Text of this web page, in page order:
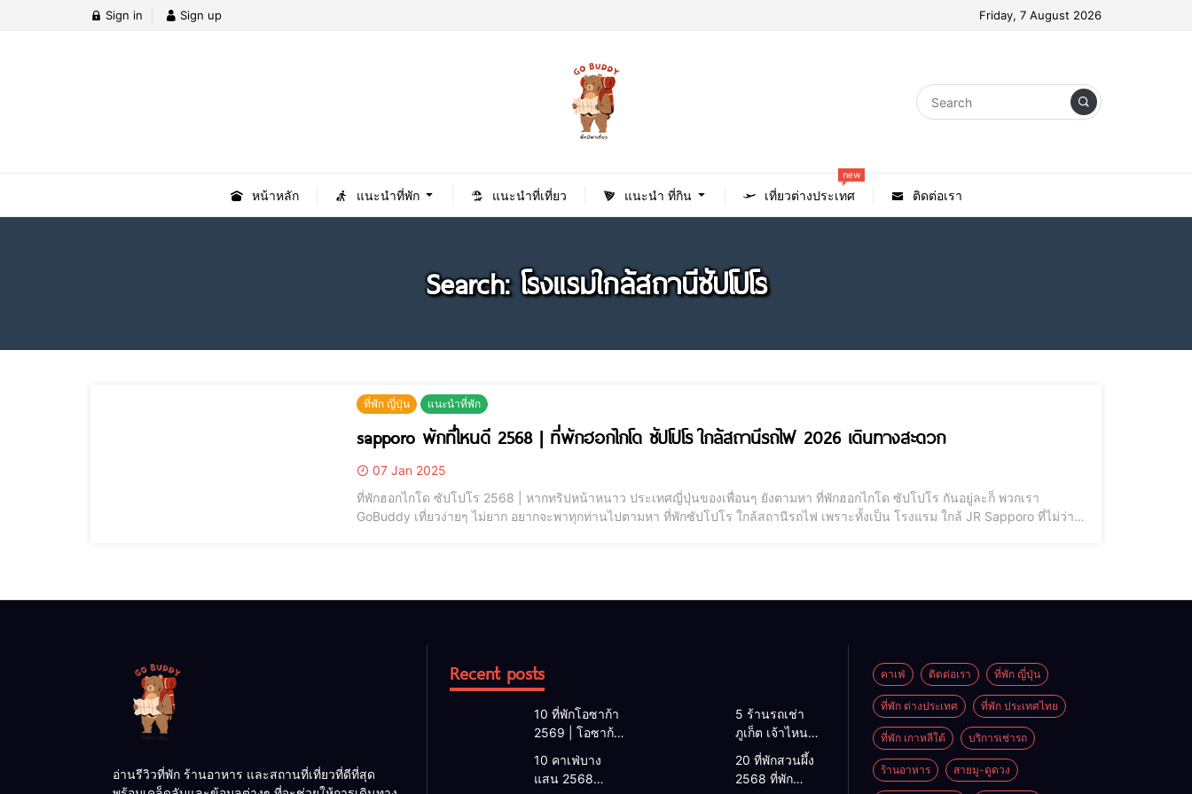
Sign in Sign up Friday, 7 August 2026
หน้าหลัก แนะนำที่พัก แนะนำที่เที่ยว แนะนำ ที่กิน เที่ยวต่างประเทศ
new
ติดต่อเรา
Search: โรงแรมใกล้สถานีซัปโปโร
ที่พัก ญี่ปุ่น แนะนำที่พัก
sapporo พักที่ไหนดี 2568 | ที่พักฮอกไกโด ซัปโปโร ใกล้สถานีรถไฟ 2026 เดินทางสะดวก
07 Jan 2025
ที่พักฮอกไกโด ซัปโปโร 2568 | หากทริปหน้าหนาว ประเทศญี่ปุ่นของเพื่อนๆ ยังตามหา ที่พักฮอกไกโด ซัปโปโร กันอยู่ละก็ พวกเรา
GoBuddy เที่ยวง่ายๆ ไม่ยาก อยากจะพาทุกท่านไปตามหา ที่พักซัปโปโร ใกล้สถานีรถไฟ เพราะทั้งเป็น โรงแรม ใกล้ JR Sapporo ที่ไม่ว่า
อ่านรีวิวที่พัก ร้านอาหาร และสถานที่เที่ยวที่ดีที่สุด
Recent posts
10 ที่พักโอซาก้า
2569 | โอซาก้า
โรงแรมโอซาก้า
ใกล้สถานีรถไฟ
5 ร้านรถเช่า
ภูเก็ต เจ้าไหนดี
2026 | แนะนำ
เช่ารถภูเก็ต
2568 รับรถ
10 คาเฟ่บาง
แสน 2568
20 ที่พักสวนผึ้ง
2568 ที่พัก
คาเฟ่ ติดต่อเรา ที่พัก ญี่ปุ่น
ที่พัก ต่างประเทศ ที่พัก ประเทศไทย
ที่พัก เกาหลีใต้ บริการเช่ารถ
ร้านอาหาร สายมู-ดูดวง